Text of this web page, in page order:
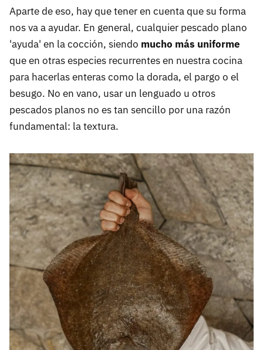
Aparte de eso, hay que tener en cuenta que su forma
nos va a ayudar. En general, cualquier pescado plano
'ayuda' en la cocción, siendo mucho más uniforme
que en otras especies recurrentes en nuestra cocina
para hacerlas enteras como la dorada, el pargo o el
besugo. No en vano, usar un lenguado u otros
pescados planos no es tan sencillo por una razón
fundamental: la textura.